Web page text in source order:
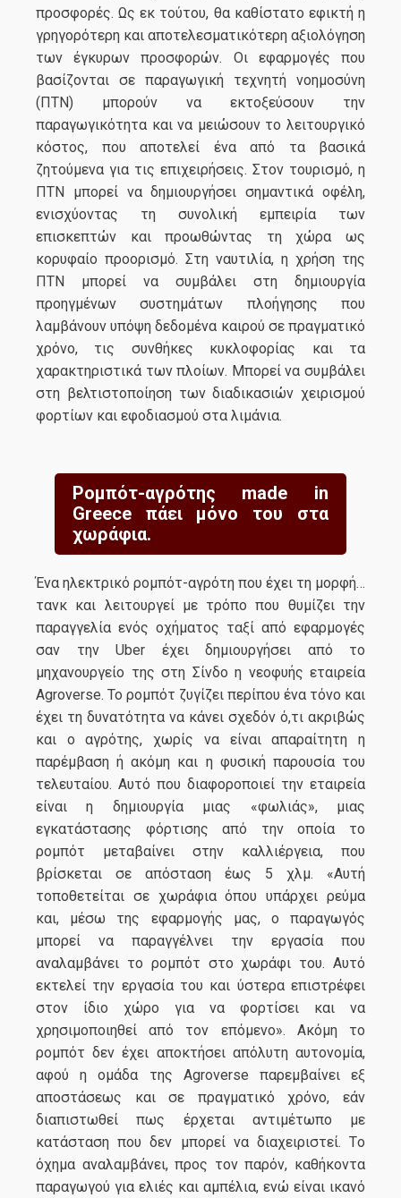
προσφορές. Ως εκ τούτου, θα καθίστατο εφικτή η
γρηγορότερη και αποτελεσματικότερη αξιολόγηση
των έγκυρων προσφορών. Οι εφαρμογές που
βασίζονται σε παραγωγική τεχνητή νοημοσύνη
(ΠΤΝ) μπορούν να εκτοξεύσουν την
παραγωγικότητα και να μειώσουν το λειτουργικό
κόστος, που αποτελεί ένα από τα βασικά
ζητούμενα για τις επιχειρήσεις. Στον τουρισμό, η
ΠΤΝ μπορεί να δημιουργήσει σημαντικά οφέλη,
ενισχύοντας τη συνολική εμπειρία των
επισκεπτών και προωθώντας τη χώρα ως
κορυφαίο προορισμό. Στη ναυτιλία, η χρήση της
ΠΤΝ μπορεί να συμβάλει στη δημιουργία
προηγμένων συστημάτων πλοήγησης που
λαμβάνουν υπόψη δεδομένα καιρού σε πραγματικό
χρόνο, τις συνθήκες κυκλοφορίας και τα
χαρακτηριστικά των πλοίων. Μπορεί να συμβάλει
στη βελτιστοποίηση των διαδικασιών χειρισμού
φορτίων και εφοδιασμού στα λιμάνια.
Ρομπότ-αγρότης made in
Greece πάει μόνο του στα
χωράφια.
Ένα ηλεκτρικό ρομπότ-αγρότη που έχει τη μορφή…
τανκ και λειτουργεί με τρόπο που θυμίζει την
παραγγελία ενός οχήματος ταξί από εφαρμογές
σαν την Uber έχει δημιουργήσει από το
μηχανουργείο της στη Σίνδο η νεοφυής εταιρεία
Agroverse. Το ρομπότ ζυγίζει περίπου ένα τόνο και
έχει τη δυνατότητα να κάνει σχεδόν ό,τι ακριβώς
και ο αγρότης, χωρίς να είναι απαραίτητη η
παρέμβαση ή ακόμη και η φυσική παρουσία του
τελευταίου. Aυτό που διαφοροποιεί την εταιρεία
είναι η δημιουργία μιας «φωλιάς», μιας
εγκατάστασης φόρτισης από την οποία το
ρομπότ μεταβαίνει στην καλλιέργεια, που
βρίσκεται σε απόσταση έως 5 χλμ. «Αυτή
τοποθετείται σε χωράφια όπου υπάρχει ρεύμα
και, μέσω της εφαρμογής μας, ο παραγωγός
μπορεί να παραγγέλνει την εργασία που
αναλαμβάνει το ρομπότ στο χωράφι του. Αυτό
εκτελεί την εργασία του και ύστερα επιστρέφει
στον ίδιο χώρο για να φορτίσει και να
χρησιμοποιηθεί από τον επόμενο». Ακόμη το
ρομπότ δεν έχει αποκτήσει απόλυτη αυτονομία,
αφού η ομάδα της Agroverse παρεμβαίνει εξ
αποστάσεως και σε πραγματικό χρόνο, εάν
διαπιστωθεί πως έρχεται αντιμέτωπο με
κατάσταση που δεν μπορεί να διαχειριστεί. Tο
όχημα αναλαμβάνει, προς τον παρόν, καθήκοντα
παραγωγού για ελιές και αμπέλια, ενώ είναι ικανό